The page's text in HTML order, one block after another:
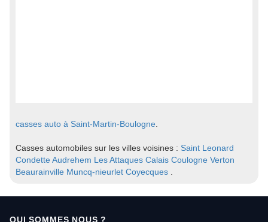
casses auto à Saint-Martin-Boulogne
Casses automobiles sur les villes voisines : Saint Leonard
Condette Audrehem Les Attaques Calais Coulogne Verton
Beaurainville Muncq-nieurlet Coyecques
QUI SOMMES NOUS ?